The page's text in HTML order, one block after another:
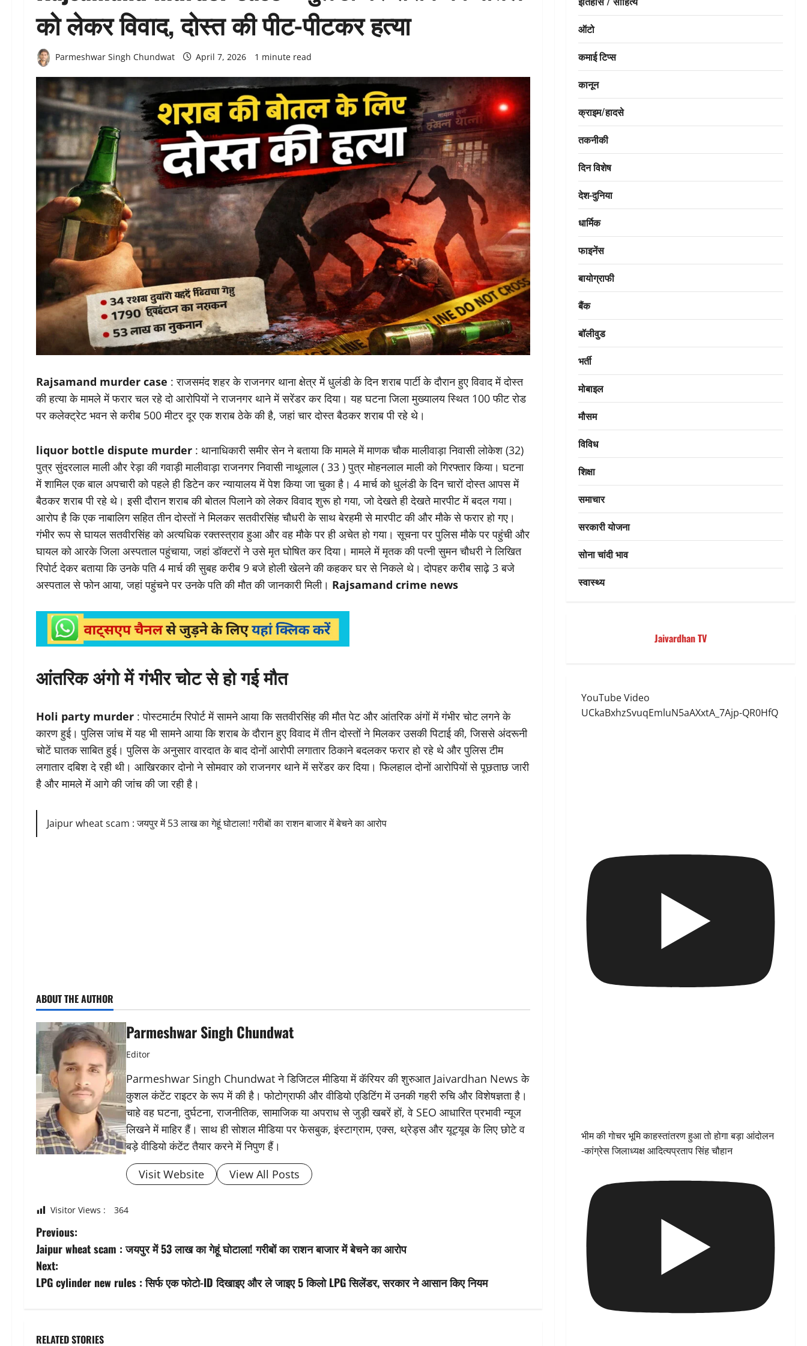
को लेकर विवाद, दोस्त की पीट-पीटकर हत्या
Parmeshwar Singh Chundwat April 7, 2026 1 minute read
Rajsamand murder case : राजसमंद शहर के राजनगर थाना क्षेत्र में धुलंडी के दिन शराब पार्टी के दौरान हुए विवाद में दोस्त
की हत्या के मामले में फरार चल रहे दो आरोपियों ने राजनगर थाने में सरेंडर कर दिया। यह घटना जिला मुख्यालय स्थित 100 फीट रोड
पर कलेक्ट्रेट भवन से करीब 500 मीटर दूर एक शराब ठेके की है, जहां चार दोस्त बैठकर शराब पी रहे थे।
liquor bottle dispute murder : थानाधिकारी समीर सेन ने बताया कि मामले में माणक चौक मालीवाड़ा निवासी लोकेश (32)
पुत्र सुंदरलाल माली और रेड़ा की गवाड़ी मालीवाड़ा राजनगर निवासी नाथूलाल ( 33 ) पुत्र मोहनलाल माली को गिरफ्तार किया। घटना
में शामिल एक बाल अपचारी को पहले ही डिटेन कर न्यायालय में पेश किया जा चुका है। 4 मार्च को धुलंडी के दिन चारों दोस्त आपस में
बैठकर शराब पी रहे थे। इसी दौरान शराब की बोतल पिलाने को लेकर विवाद शुरू हो गया, जो देखते ही देखते मारपीट में बदल गया।
आरोप है कि एक नाबालिग सहित तीन दोस्तों ने मिलकर सतवीरसिंह चौधरी के साथ बेरहमी से मारपीट की और मौके से फरार हो गए।
गंभीर रूप से घायल सतवीरसिंह को अत्यधिक रक्तस्त्राव हुआ और वह मौके पर ही अचेत हो गया। सूचना पर पुलिस मौके पर पहुंची और
घायल को आरके जिला अस्पताल पहुंचाया, जहां डॉक्टरों ने उसे मृत घोषित कर दिया। मामले में मृतक की पत्नी सुमन चौधरी ने लिखित
रिपोर्ट देकर बताया कि उनके पति 4 मार्च की सुबह करीब 9 बजे होली खेलने की कहकर घर से निकले थे। दोपहर करीब साढ़े 3 बजे
अस्पताल से फोन आया, जहां पहुंचने पर उनके पति की मौत की जानकारी मिली। Rajsamand crime news
आंतरिक अंगो में गंभीर चोट से हो गई मौत
Holi party murder : पोस्टमार्टम रिपोर्ट में सामने आया कि सतवीरसिंह की मौत पेट और आंतरिक अंगों में गंभीर चोट लगने के
कारण हुई। पुलिस जांच में यह भी सामने आया कि शराब के दौरान हुए विवाद में तीन दोस्तों ने मिलकर उसकी पिटाई की, जिससे अंदरूनी
चोटें घातक साबित हुई। पुलिस के अनुसार वारदात के बाद दोनों आरोपी लगातार ठिकाने बदलकर फरार हो रहे थे और पुलिस टीम
लगातार दबिश दे रही थी। आखिरकार दोनो ने सोमवार को राजनगर थाने में सरेंडर कर दिया। फिलहाल दोनों आरोपियों से पूछताछ जारी
है और मामले में आगे की जांच की जा रही है।
Jaipur wheat scam : जयपुर में 53 लाख का गेहूं घोटाला! गरीबों का राशन बाजार में बेचने का आरोप
ABOUT THE AUTHOR
Parmeshwar Singh Chundwat
Editor
Parmeshwar Singh Chundwat ने डिजिटल मीडिया में कॅरियर की शुरुआत Jaivardhan News के
कुशल कंटेंट राइटर के रूप में की है। फोटोग्राफी और वीडियो एडिटिंग में उनकी गहरी रुचि और विशेषज्ञता है।
चाहे वह घटना, दुर्घटना, राजनीतिक, सामाजिक या अपराध से जुड़ी खबरें हों, वे SEO आधारित प्रभावी न्यूज
लिखने में माहिर हैं। साथ ही सोशल मीडिया पर फेसबुक, इंस्टाग्राम, एक्स, थ्रेड्स और यूट्यूब के लिए छोटे व
बड़े वीडियो कंटेंट तैयार करने में निपुण हैं।
Visit Website
View All Posts
Visitor Views : 364
P
o
s
n
Previous:
Jaipur wheat scam : जयपुर में 53 लाख का गेहूं घोटाला! गरीबों का राशन बाजार में बेचने का आरोप
Next:
LPG cylinder new rules : सिर्फ एक फोटो-ID दिखाइए और ले जाइए 5 किलो LPG सिलेंडर, सरकार ने आसान किए नियम
RELATED STORIES
ऑटो
कमाई टिप्स
कानून
क्राइम/हादसे
तकनीकी
दिन विशेष
देश-दुनिया
धार्मिक
फाइनेंस
बायोग्राफी
बैंक
बॉलीवुड
भर्ती
मोबाइल
मौसम
विविध
शिक्षा
समाचार
सरकारी योजना
सोना चांदी भाव
स्वास्थ्य
Jaivardhan TV
YouTube Video
UCkaBxhzSvuqEmluN5aAXxtA_7Ajp-QR0HfQ
भीम की गोचर भूमि काहस्तांतरण हुआ तो होगा बड़ा आंदोलन
-कांग्रेस जिलाध्यक्ष आदित्यप्रताप सिंह चौहान